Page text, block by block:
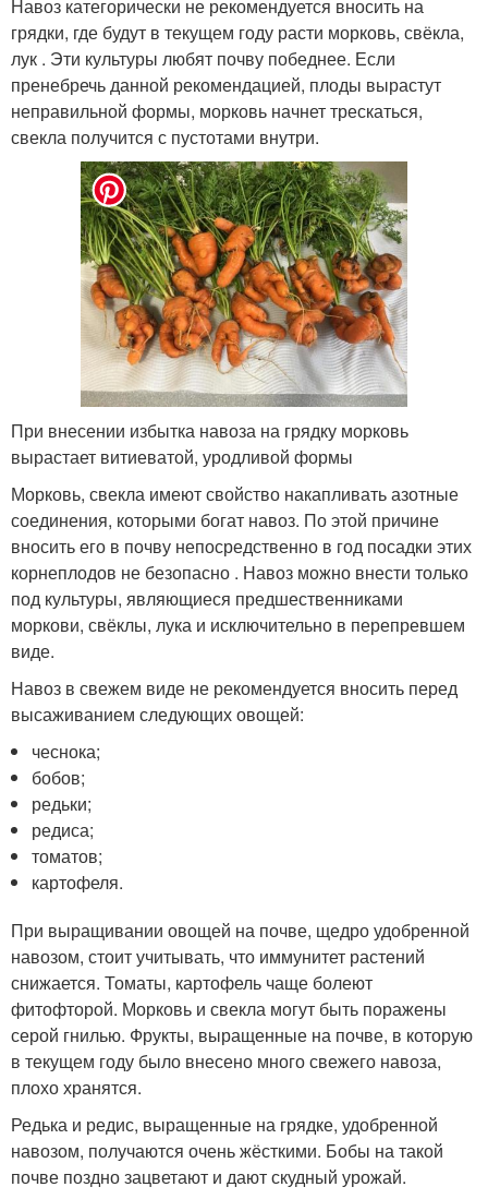
Навоз категорически не рекомендуется вносить на
грядки, где будут в текущем году расти морковь, свёкла,
лук . Эти культуры любят почву победнее. Если
пренебречь данной рекомендацией, плоды вырастут
неправильной формы, морковь начнет трескаться,
свекла получится с пустотами внутри.
При внесении избытка навоза на грядку морковь
вырастает витиеватой, уродливой формы
Морковь, свекла имеют свойство накапливать азотные
соединения, которыми богат навоз. По этой причине
вносить его в почву непосредственно в год посадки этих
корнеплодов не безопасно . Навоз можно внести только
под культуры, являющиеся предшественниками
моркови, свёклы, лука и исключительно в перепревшем
виде.
Навоз в свежем виде не рекомендуется вносить перед
высаживанием следующих овощей:
чеснока;
бобов;
редьки;
редиса;
томатов;
картофеля.
При выращивании овощей на почве, щедро удобренной
навозом, стоит учитывать, что иммунитет растений
снижается. Томаты, картофель чаще болеют
фитофторой. Морковь и свекла могут быть поражены
серой гнилью. Фрукты, выращенные на почве, в которую
в текущем году было внесено много свежего навоза,
плохо хранятся.
Редька и редис, выращенные на грядке, удобренной
навозом, получаются очень жёсткими. Бобы на такой
почве поздно зацветают и дают скудный урожай.